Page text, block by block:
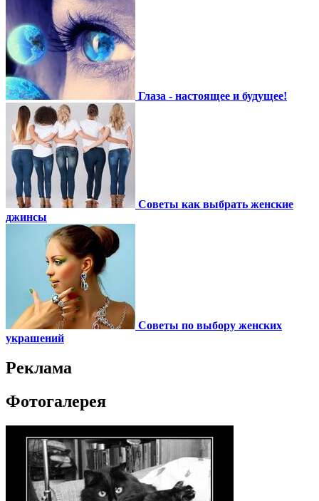
Глаза - настоящее и будущее!
Советы как выбрать женские
джинсы
Советы по выбору женских
украшений
Реклама
Фотогалерея